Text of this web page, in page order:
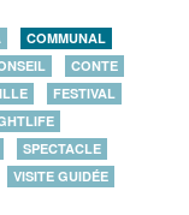
COMMUNAL
CONTE
FESTIVAL
SPECTACLE
VISITE GUIDÉE